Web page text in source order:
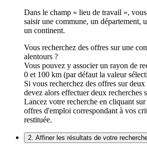
Dans le champ « lieu de travail »,
saisir une commune, un département,
un continent.
Vous recherchez des offres sur une
alentours ?
Vous pouvez y associer un rayon de
0 et 100 km (par défaut la valeur
Si vous recherchez des offres sur
devez alors effectuer deux recherches
Lancez votre recherche en cliquant
offres d'emploi correspondant à vos
restituée.
2. Affiner les résultats de votre